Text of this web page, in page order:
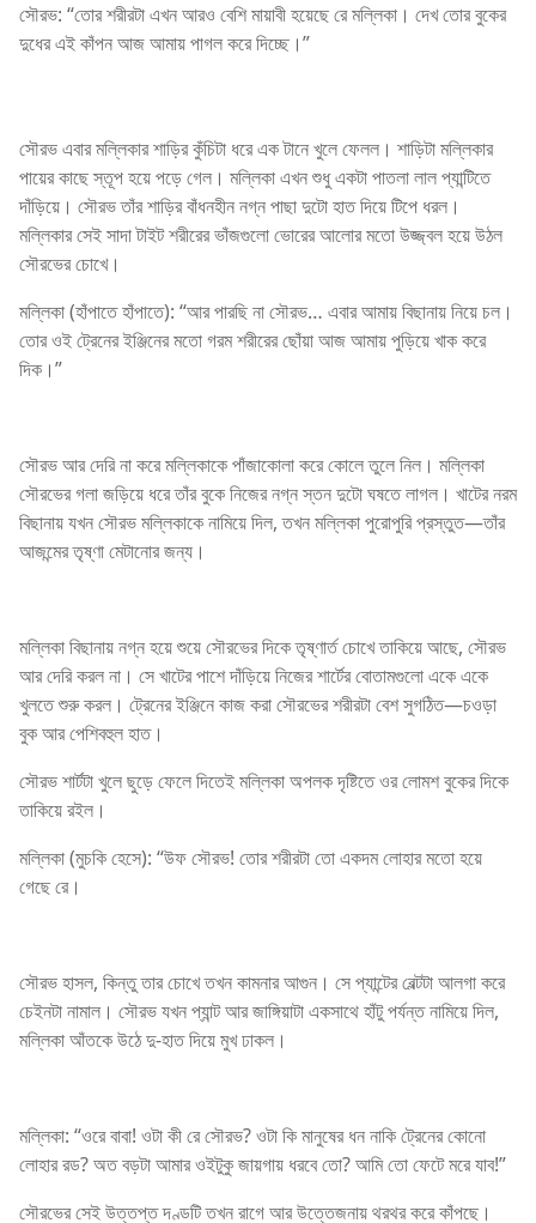
সৌরভ: “তোর শরীরটা এখন আরও বেশি মায়াবী হয়েছে রে মল্লিকা। দেখ তোর বুকের
দুধের এই কাঁপন আজ আমায় পাগল করে দিচ্ছে।”
সৌরভ এবার মল্লিকার শাড়ির কুঁচিটা ধরে এক টানে খুলে ফেলল। শাড়িটা মল্লিকার
পায়ের কাছে স্তূপ হয়ে পড়ে গেল। মল্লিকা এখন শুধু একটা পাতলা লাল প্যান্টিতে
দাঁড়িয়ে। সৌরভ তাঁর শাড়ির বাঁধনহীন নগ্ন পাছা দুটো হাত দিয়ে টিপে ধরল।
মল্লিকার সেই সাদা টাইট শরীরের ভাঁজগুলো ভোরের আলোর মতো উজ্জ্বল হয়ে উঠল
সৌরভের চোখে।
মল্লিকা (হাঁপাতে হাঁপাতে): “আর পারছি না সৌরভ… এবার আমায় বিছানায় নিয়ে চল।
তোর ওই ট্রেনের ইঞ্জিনের মতো গরম শরীরের ছোঁয়া আজ আমায় পুড়িয়ে খাক করে
দিক।”
সৌরভ আর দেরি না করে মল্লিকাকে পাঁজাকোলা করে কোলে তুলে নিল। মল্লিকা
সৌরভের গলা জড়িয়ে ধরে তাঁর বুকে নিজের নগ্ন স্তন দুটো ঘষতে লাগল। খাটের নরম
বিছানায় যখন সৌরভ মল্লিকাকে নামিয়ে দিল, তখন মল্লিকা পুরোপুরি প্রস্তুত—তাঁর
আজন্মের তৃষ্ণা মেটানোর জন্য।
মল্লিকা বিছানায় নগ্ন হয়ে শুয়ে সৌরভের দিকে তৃষ্ণার্ত চোখে তাকিয়ে আছে, সৌরভ
আর দেরি করল না। সে খাটের পাশে দাঁড়িয়ে নিজের শার্টের বোতামগুলো একে একে
খুলতে শুরু করল। ট্রেনের ইঞ্জিনে কাজ করা সৌরভের শরীরটা বেশ সুগঠিত—চওড়া
বুক আর পেশিবহুল হাত।
সৌরভ শার্টটা খুলে ছুড়ে ফেলে দিতেই মল্লিকা অপলক দৃষ্টিতে ওর লোমশ বুকের দিকে
তাকিয়ে রইল।
মল্লিকা (মুচকি হেসে): “উফ সৌরভ! তোর শরীরটা তো একদম লোহার মতো হয়ে
গেছে রে।
সৌরভ হাসল, কিন্তু তার চোখে তখন কামনার আগুন। সে প্যান্টের বেল্টটা আলগা করে
চেইনটা নামাল। সৌরভ যখন প্যান্ট আর জাঙ্গিয়াটা একসাথে হাঁটু পর্যন্ত নামিয়ে দিল,
মল্লিকা আঁতকে উঠে দু-হাত দিয়ে মুখ ঢাকল।
মল্লিকা: “ওরে বাবা! ওটা কী রে সৌরভ? ওটা কি মানুষের ধন নাকি ট্রেনের কোনো
লোহার রড? অত বড়টা আমার ওইটুকু জায়গায় ধরবে তো? আমি তো ফেটে মরে যাব!”
সৌরভের সেই উত্তপ্ত দণ্ডটি তখন রাগে আর উত্তেজনায় থরথর করে কাঁপছে।